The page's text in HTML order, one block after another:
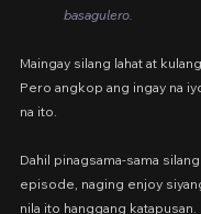
basagulero.
Maingay silang lahat at
Pero angkop ang ingay na
na ito.
Dahil pinagsama-sama
episode, naging enjoy
nila ito hanggang